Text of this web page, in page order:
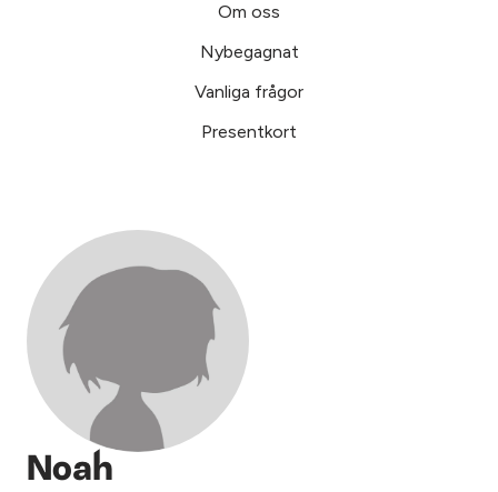
Om oss
Nybegagnat
Vanliga frågor
Presentkort
Noah